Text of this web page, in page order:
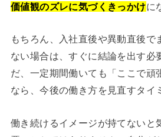
価値観のズレに気づくきっかけに
もちろん、入社直後や異動直後で
ない場合は、すぐに結論を出す必
だ、一定期間働いても「ここで頑
なら、今後の働き方を見直すタイ
働き続けるイメージが持てないと